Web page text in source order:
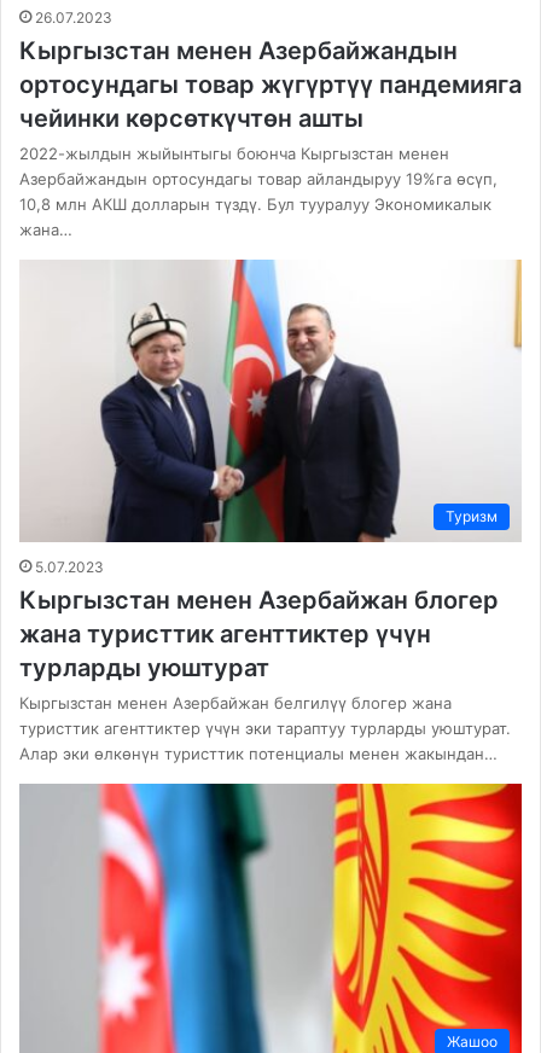
26.07.2023
Кыргызстан менен Азербайжандын
ортосундагы товар жүгүртүү пандемияга
чейинки көрсөткүчтөн ашты
2022-жылдын жыйынтыгы боюнча Кыргызстан менен
Азербайжандын ортосундагы товар айландыруу 19%га өсүп,
10,8 млн АКШ долларын түздү. Бул тууралуу Экономикалык
жана…
Туризм
5.07.2023
Кыргызстан менен Азербайжан блогер
жана туристтик агенттиктер үчүн
турларды уюштурат
Кыргызстан менен Азербайжан белгилүү блогер жана
туристтик агенттиктер үчүн эки тараптуу турларды уюштурат.
Алар эки өлкөнүн туристтик потенциалы менен жакындан…
Жашоо